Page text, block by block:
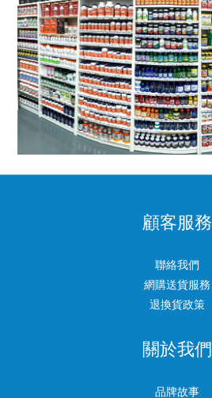
顧客服務
聯絡我們
網購送貨服務
退換貨政策
關於我們
品牌故事